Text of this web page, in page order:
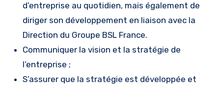
d’entreprise au quotidien, mais également de
diriger son développement en liaison avec la
Direction du Groupe BSL France.
Communiquer la vision et la stratégie de
l’entreprise ;
S’assurer que la stratégie est développée et